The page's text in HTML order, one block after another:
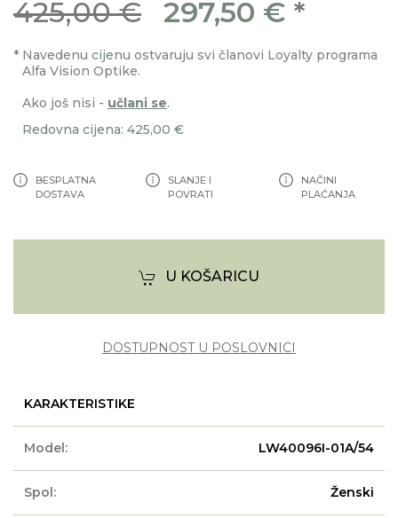
425,00 € 297,50 € *
* Navedenu cijenu ostvaruju svi članovi Loyalty programa
Alfa Vision Optike.
Ako još nisi - učlani se.
Redovna cijena: 425,00 €
BESPLATNA
DOSTAVA
SLANJE I
POVRATI
NAČINI
PLAĆANJA
U KOŠARICU
DOSTUPNOST U POSLOVNICI
KARAKTERISTIKE
Model: LW40096I-01A/54
Spol: Ženski